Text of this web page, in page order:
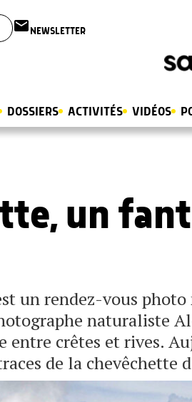
email NEWSLETTER
DOSSIERS ACTIVITÉS VIDÉOS
un
un rendez-vous
naturaliste
entre crêtes et rives.
de la chevêchette